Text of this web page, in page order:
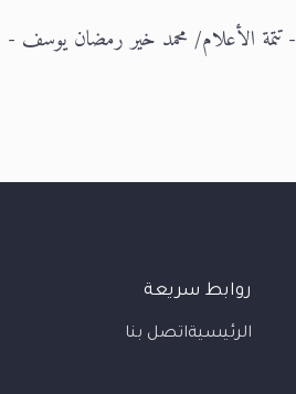
- تتمة الأعلام/ محمد خير رمضان يوسف - ط4،
روابط سريعة
الرئيسيةاتصل بنا